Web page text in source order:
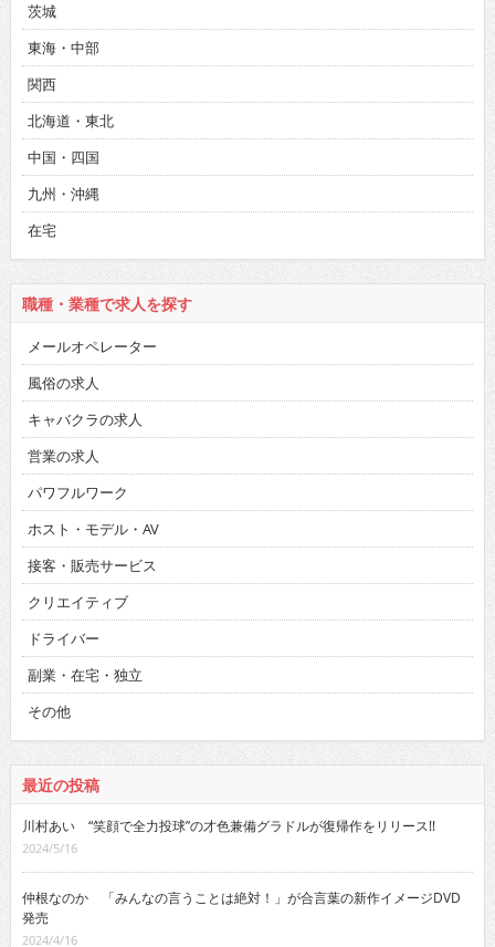
茨城
東海・中部
関西
北海道・東北
中国・四国
九州・沖縄
在宅
職種・業種で求人を探す
メールオペレーター
風俗の求人
キャバクラの求人
営業の求人
パワフルワーク
ホスト・モデル・AV
接客・販売サービス
クリエイティブ
ドライバー
副業・在宅・独立
その他
最近の投稿
川村あい “笑顔で全力投球”の才色兼備グラドルが復帰作をリリース!!
2024/5/16
仲根なのか 「みんなの言うことは絶対！」が合言葉の新作イメージDVD
発売
2024/4/16